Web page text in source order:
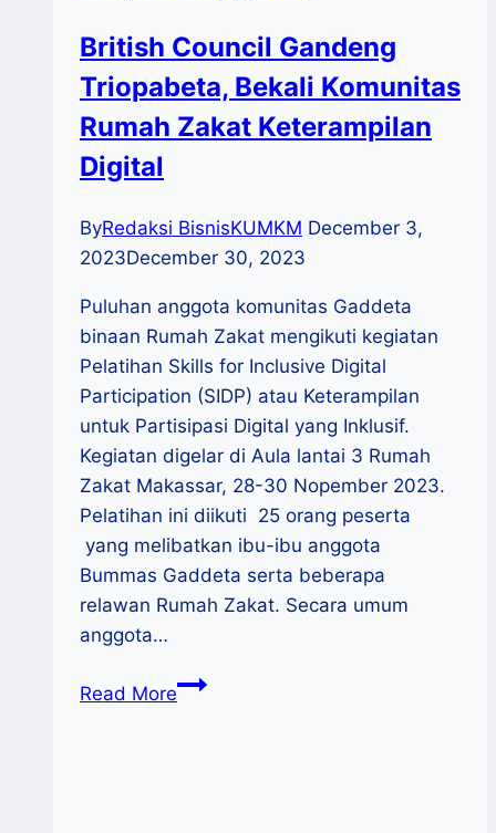
British Council Gandeng
Triopabeta, Bekali Komunitas
Rumah Zakat Keterampilan
Digital
ByRedaksi BisnisKUMKM December 3,
2023December 30, 2023
Puluhan anggota komunitas Gaddeta
binaan Rumah Zakat mengikuti kegiatan
Pelatihan Skills for Inclusive Digital
Participation (SIDP) atau Keterampilan
untuk Partisipasi Digital yang Inklusif.
Kegiatan digelar di Aula lantai 3 Rumah
Zakat Makassar, 28-30 Nopember 2023.
Pelatihan ini diikuti 25 orang peserta
yang melibatkan ibu-ibu anggota
Bummas Gaddeta serta beberapa
relawan Rumah Zakat. Secara umum
anggota…
Read MoreBritish